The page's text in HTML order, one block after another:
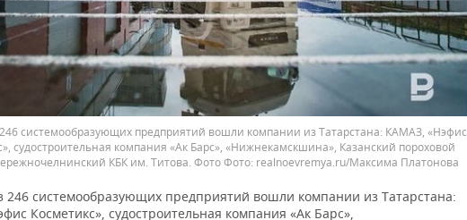
системообразующих предприятий вошли компании из Татарстана: КАМАЗ, «Нэфис
судостроительная компания «Ак Барс», «Нижнекамскшина», Казанский пороховой
КБК им. Титова. Фото
realnoevremya.ru/Максима Платонова
246 системообразующих предприятий вошли компании из Татарстана:
Косметикс», судостроительная компания «Ак Барс»,